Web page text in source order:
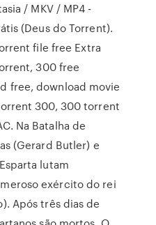
/ MKV / MP4 -
(Deus do Torrent).
file free Extra
300 free
free, download movie
300, 300 torrent
Na Batalha de
(Gerard Butler) e
lutam
exército do rei
Após três dias de